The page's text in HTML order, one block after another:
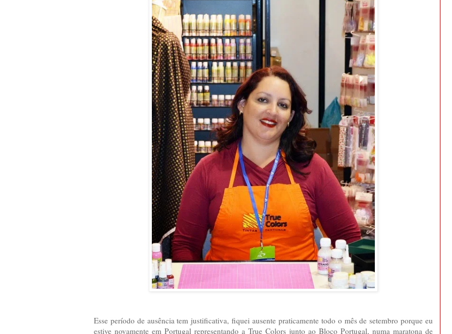
Esse período de ausência tem justificativa, fiquei ausente praticamente todo o mês de setembro porque eu
estive novamente em Portugal representando a True Colors junto ao Bloco Portugal, numa maratona de